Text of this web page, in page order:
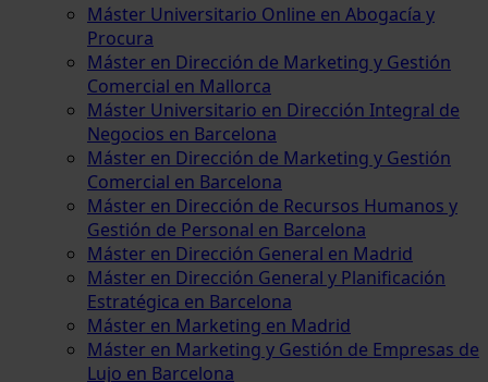
Máster Universitario Online en Abogacía y
Procura
Máster en Dirección de Marketing y Gestión
Comercial en Mallorca
Máster Universitario en Dirección Integral de
Negocios en Barcelona
Máster en Dirección de Marketing y Gestión
Comercial en Barcelona
Máster en Dirección de Recursos Humanos y
Gestión de Personal en Barcelona
Máster en Dirección General en Madrid
Máster en Dirección General y Planificación
Estratégica en Barcelona
Máster en Marketing en Madrid
Máster en Marketing y Gestión de Empresas de
Lujo en Barcelona